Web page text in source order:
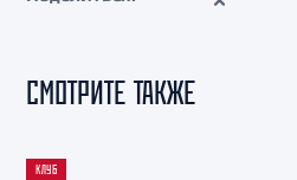
СМОТРИТЕ ТАКЖЕ
КЛУБ